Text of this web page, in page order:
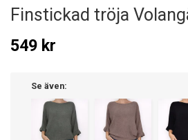
Finstickad tröja
549 kr
Se även: